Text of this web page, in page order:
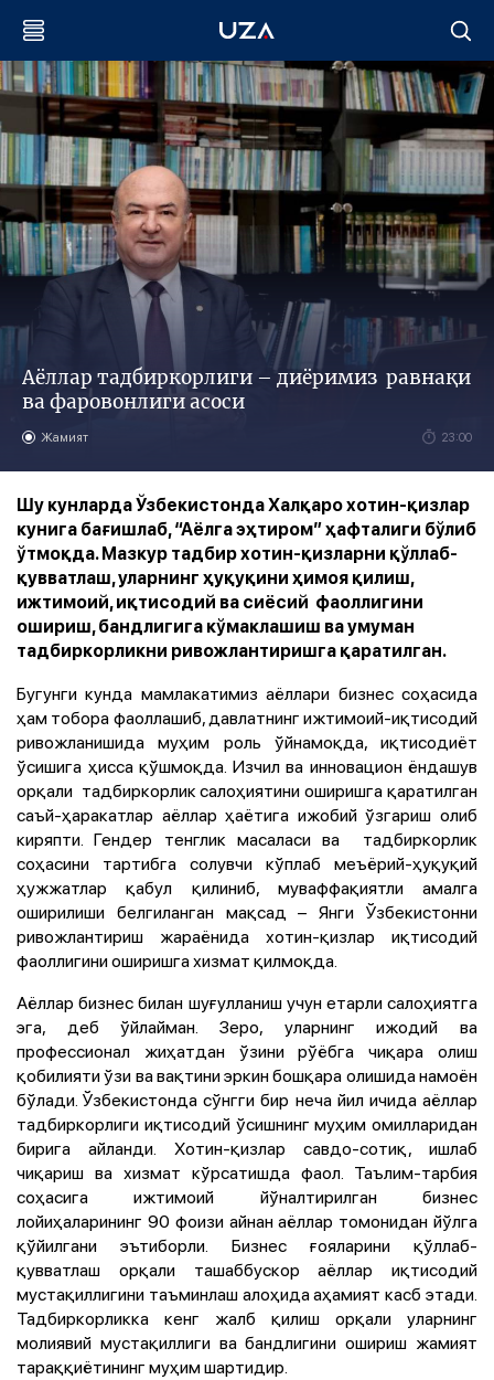
Аёллар тадбиркорлиги – диёримиз равнақи
ва фаровонлиги асоси
Жамият 23:00
Шу кунларда Ўзбекистонда Халқаро хотин-қизлар
кунига бағишлаб, “Аёлга эҳтиром” ҳафталиги бўлиб
ўтмоқда. Мазкур тадбир хотин-қизларни қўллаб-
қувватлаш, уларнинг ҳуқуқини ҳимоя қилиш,
ижтимоий, иқтисодий ва сиёсий фаоллигини
ошириш, бандлигига кўмаклашиш ва умуман
тадбиркорликни ривожлантиришга қаратилган.
Бугунги кунда мамлакатимиз аёллари бизнес соҳасида
ҳам тобора фаоллашиб, давлатнинг ижтимоий-иқтисодий
ривожланишида муҳим роль ўйнамоқда, иқтисодиёт
ўсишига ҳисса қўшмоқда. Изчил ва инновацион ёндашув
орқали тадбиркорлик салоҳиятини оширишга қаратилган
саъй-ҳаракатлар аёллар ҳаётига ижобий ўзгариш олиб
киряпти. Гендер тенглик масаласи ва тадбиркорлик
соҳасини тартибга солувчи кўплаб меъёрий-ҳуқуқий
ҳужжатлар қабул қилиниб, муваффақиятли амалга
оширилиши белгиланган мақсад – Янги Ўзбекистонни
ривожлантириш жараёнида хотин-қизлар иқтисодий
фаоллигини оширишга хизмат қилмоқда.
Аёллар бизнес билан шуғулланиш учун етарли салоҳиятга
эга, деб ўйлайман. Зеро, уларнинг ижодий ва
профессионал жиҳатдан ўзини рўёбга чиқара олиш
қобилияти ўзи ва вақтини эркин бошқара олишида намоён
бўлади. Ўзбекистонда сўнгги бир неча йил ичида аёллар
тадбиркорлиги иқтисодий ўсишнинг муҳим омилларидан
бирига айланди. Хотин-қизлар савдо-сотиқ, ишлаб
чиқариш ва хизмат кўрсатишда фаол. Таълим-тарбия
соҳасига ижтимоий йўналтирилган бизнес
лойиҳаларининг 90 фоизи айнан аёллар томонидан йўлга
қўйилгани эътиборли. Бизнес ғояларини қўллаб-
қувватлаш орқали ташаббускор аёллар иқтисодий
мустақиллигини таъминлаш алоҳида аҳамият касб этади.
Тадбиркорликка кенг жалб қилиш орқали уларнинг
молиявий мустақиллиги ва бандлигини ошириш жамият
тараққиётининг муҳим шартидир.